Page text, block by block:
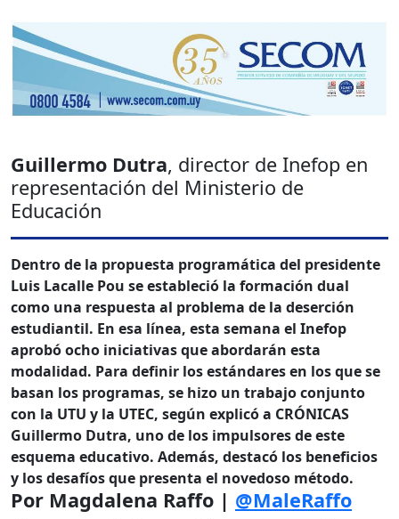
Guillermo Dutra, director de Inefop en
representación del Ministerio de
Educación
Dentro de la propuesta programática del presidente
Luis Lacalle Pou se estableció la formación dual
como una respuesta al problema de la deserción
estudiantil. En esa línea, esta semana el Inefop
aprobó ocho iniciativas que abordarán esta
modalidad. Para definir los estándares en los que se
basan los programas, se hizo un trabajo conjunto
con la UTU y la UTEC, según explicó a CRÓNICAS
Guillermo Dutra, uno de los impulsores de este
esquema educativo. Además, destacó los beneficios
y los desafíos que presenta el novedoso método.
Por Magdalena Raffo | @MaleRaffo